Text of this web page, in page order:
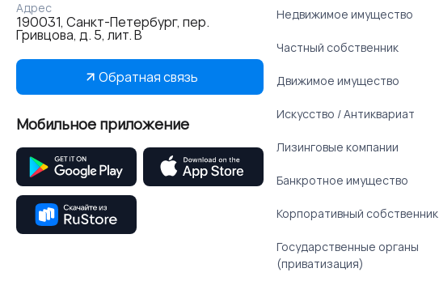
Адрес
190031, Санкт-Петербург, пер.
Гривцова, д. 5, лит. В
Обратная связь
Мобильное приложение
Недвижимое имущество
Частный собственник
Движимое имущество
Искусство / Антиквариат
Лизинговые компании
Банкротное имущество
Корпоративный собственник
Государственные органы
(приватизация)